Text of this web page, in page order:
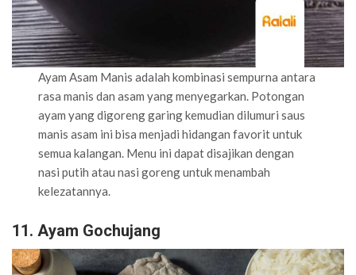
Ayam Asam Manis adalah kombinasi sempurna antara
rasa manis dan asam yang menyegarkan. Potongan
ayam yang digoreng garing kemudian dilumuri saus
manis asam ini bisa menjadi hidangan favorit untuk
semua kalangan. Menu ini dapat disajikan dengan
nasi putih atau nasi goreng untuk menambah
kelezatannya.
11. Ayam Gochujang